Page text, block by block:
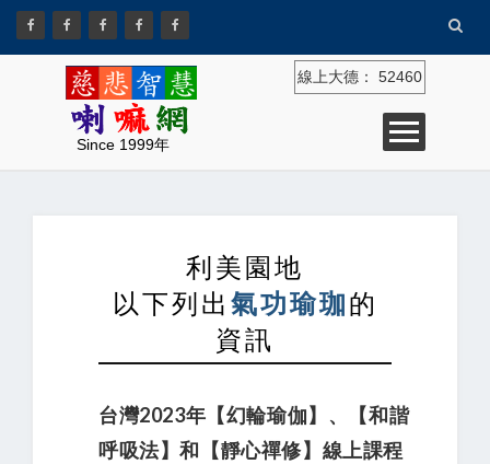
Since 1999年
線上大德： 52460
利美園地
以下列出 氣功瑜珈的
資訊
台灣2023年【幻輪瑜伽】、【和諧
呼吸法】和【靜心禪修】線上課程